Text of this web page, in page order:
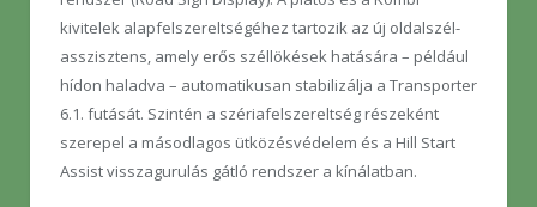
kivitelek alapfelszereltségéhez tartozik az új oldalszél-
asszisztens, amely erős széllökések hatására – például
hídon haladva – automatikusan stabilizálja a Transporter
6.1. futását. Szintén a szériafelszereltség részeként
szerepel a másodlagos ütközésvédelem és a Hill Start
Assist visszagurulás gátló rendszer a kínálatban.